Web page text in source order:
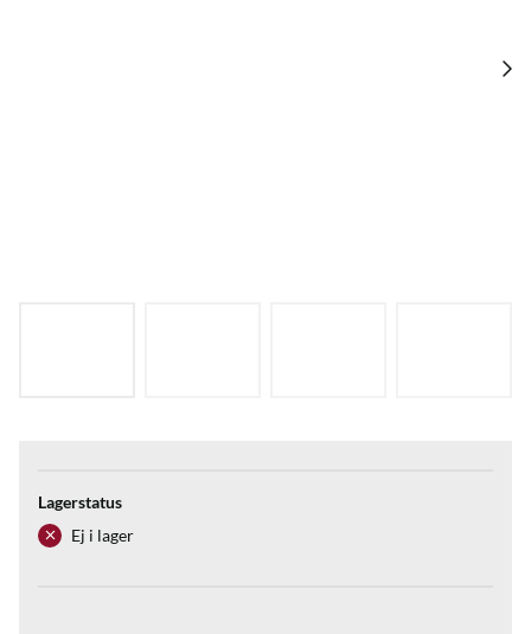
Lagerstatus
Ej i lager